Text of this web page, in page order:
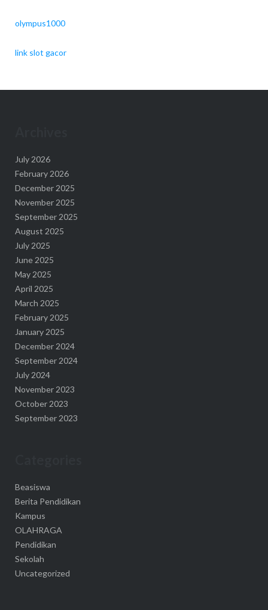
olympus1000
link slot gacor
July 2026
February 2026
December 2025
November 2025
September 2025
August 2025
July 2025
June 2025
May 2025
April 2025
March 2025
February 2025
January 2025
December 2024
September 2024
July 2024
November 2023
October 2023
September 2023
Beasiswa
Berita Pendidikan
Kampus
OLAHRAGA
Pendidikan
Sekolah
Uncategorized